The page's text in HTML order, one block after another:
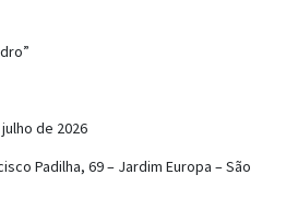
de 2026
Padilha, 69 – Jardim Europa – São